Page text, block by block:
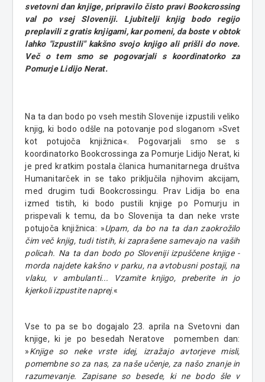
svetovni dan knjige, pripravilo čisto pravi Bookcrossing
val po vsej Sloveniji. Ljubitelji knjig bodo regijo
preplavili z gratis knjigami, kar pomeni, da boste v obtok
lahko "izpustili" kakšno svojo knjigo ali prišli do nove.
Več o tem smo se pogovarjali s koordinatorko za
Pomurje Lidijo Nerat.
Na ta dan bodo po vseh mestih Slovenije izpustili veliko
knjig, ki bodo odšle na potovanje pod sloganom »Svet
kot potujoča knjižnica«. Pogovarjali smo se s
koordinatorko Bookcrossinga za Pomurje Lidijo Nerat, ki
je pred kratkim postala članica humanitarnega društva
Humanitarček in se tako priključila njihovim akcijam,
med drugim tudi Bookcrossingu. Prav Lidija bo ena
izmed tistih, ki bodo pustili knjige po Pomurju in
prispevali k temu, da bo Slovenija ta dan neke vrste
potujoča knjižnica: »Upam, da bo na ta dan zaokrožilo
čim več knjig, tudi tistih, ki zaprašene samevajo na vaših
policah. Na ta dan bodo po Sloveniji izpuščene knjige -
morda najdete kakšno v parku, na avtobusni postaji, na
vlaku, v ambulanti... Vzamite knjigo, preberite in jo
kjerkoli izpustite naprej.«
Vse to pa se bo dogajalo 23. aprila na Svetovni dan
knjige, ki je po besedah Neratove pomemben dan:
»Knjige so neke vrste idej, izražajo avtorjeve misli,
pomembne so za nas, za naše učenje, za našo znanje in
razumevanje. Zapisane so besede, ki ne bodo šle v